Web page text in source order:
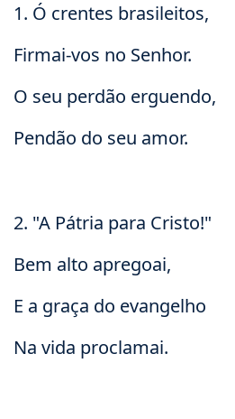
1. Ó crentes brasileitos,
Firmai-vos no Senhor.
O seu perdão erguendo,
Pendão do seu amor.
2. "A Pátria para Cristo!"
Bem alto apregoai,
E a graça do evangelho
Na vida proclamai.